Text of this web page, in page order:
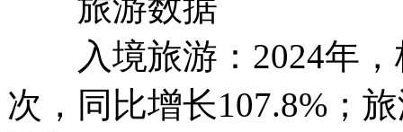
入境旅游：2024年，
次，同比增长107.8%；